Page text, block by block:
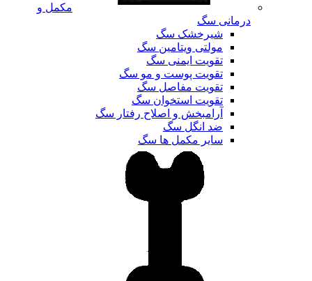
مکمل و
درمانی سگ
شیرخشک سگ
مولتی ویتامین سگ
تقویت ایمنی سگ
تقویت پوست و مو سگ
تقویت مفاصل سگ
تقویت استخوان سگ
آرامبخش و اصلاح رفتار سگ
ضد انگل سگ
سایر مکمل ها سگ